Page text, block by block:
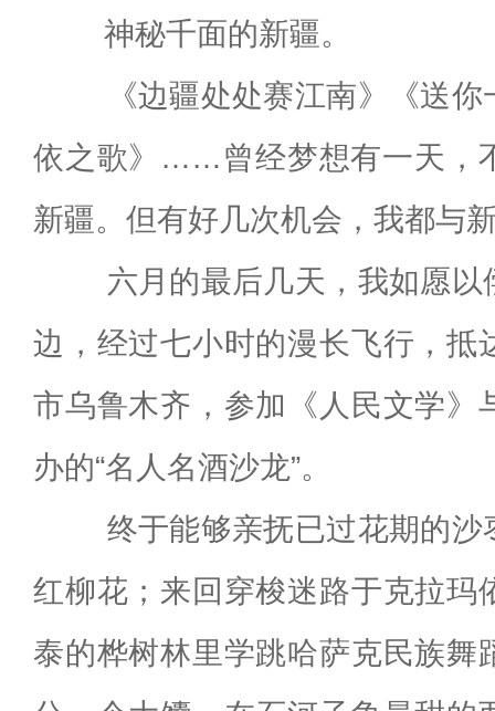
神秘千面的新疆。
《边疆处处赛江南》《送你
依之歌》……曾经梦想有一天，
新疆。但有好几次机会，我都与
六月的最后几天，我如愿以
边，经过七小时的漫长飞行，抵
市乌鲁木齐，参加《人民文学》
办的“名人名酒沙龙”。
终于能够亲抚已过花期的沙
红柳花；来回穿梭迷路于克拉玛
泰的桦树林里学跳哈萨克民族舞